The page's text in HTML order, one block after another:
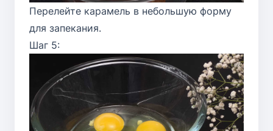
Перелейте карамель в небольшую форму
для запекания.
Шаг 5: